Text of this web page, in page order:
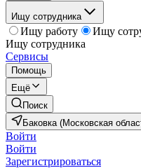
Ищу сотрудника
Ищу работу
Ищу
Ищу сотрудника
Сервисы
Помощь
Ещё
Поиск
Баковка (Московская
Войти
Войти
Зарегистрироваться